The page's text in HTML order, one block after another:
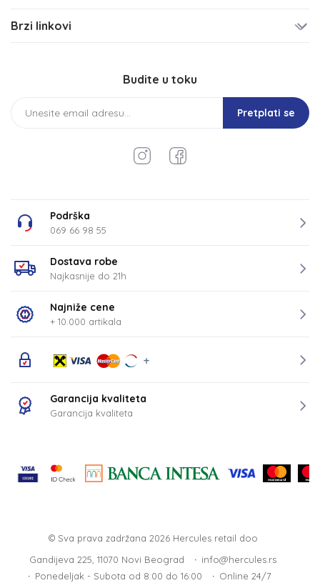
Brzi linkovi
Budite u toku
Pretplati se
Podrška
069 66 98 55
Dostava robe
Najkasnije do 21h
Najniže cene
+ 10.000 artikala
Garancija kvaliteta
Garancija kvaliteta
© Sva prava zadržana 2026Hercules retail doo
Gandijeva 225, 11070 Novi Beograd
info@hercules.rs
Ponedeljak - Subota od 8:00 do 16:00
Online 24/7